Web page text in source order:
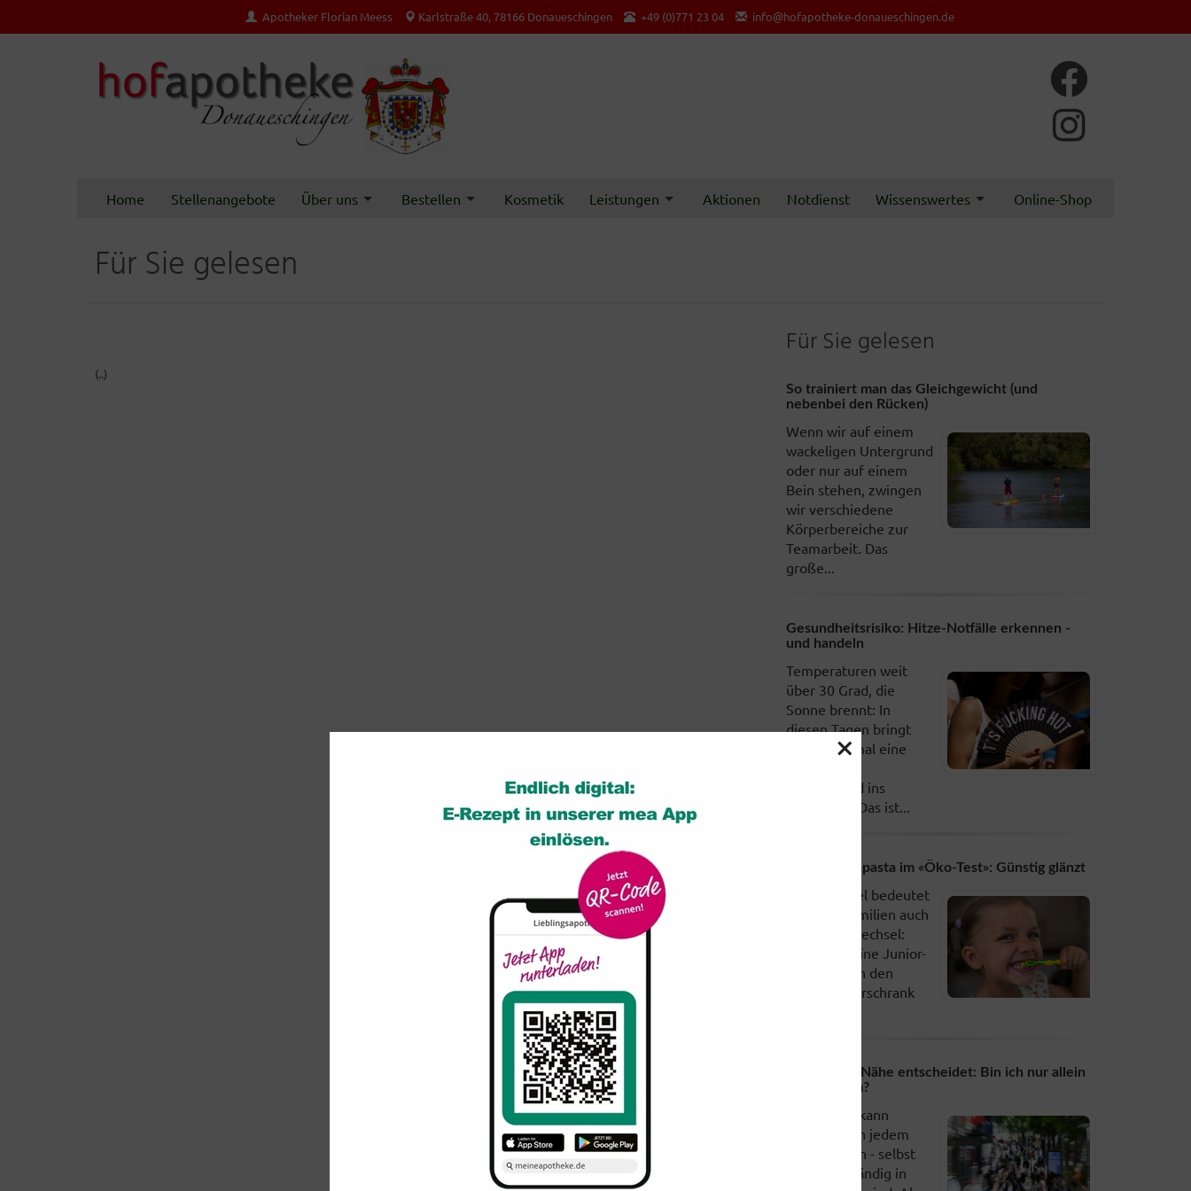
Apotheker Florian Meess Karlstraße 40, 78166 Donaueschingen +49 (0)771 23 04 info@hofapotheke-donaueschingen.de
Home Stellenangebote Über uns Bestellen Kosmetik Leistungen Aktionen Notdienst Wissenswertes Online-Shop
Für Sie gelesen
(..)
Für Sie gelesen
So trainiert man das Gleichgewicht (und
nebenbei den Rücken)
Wenn wir auf einem
wackeligen Untergrund
oder nur auf einem
Bein stehen, zwingen
wir verschiedene
Körperbereiche zur
Teamarbeit. Das
große...
Gesundheitsrisiko: Hitze-Notfälle erkennen -
und handeln
Temperaturen weit
über 30 Grad, die
Sonne brennt: In
diesen Tagen bringt
wieder einmal eine
Deutschland ins
Schwitzen. Das ist...
Junior-Zahnpasta im «Öko-Test»: Günstig glänzt
Zahnwechsel bedeutet
in vielen Familien auch
Zahnpastawechsel:
Nun zieht eine Junior-
Zahnpasta in den
Badezimmerschrank
Emotionale Nähe entscheidet: Bin ich nur allein
oder einsam?
Einsamkeit kann
Menschen in jedem
Alter treffen - selbst
wenn sie ständig in
×